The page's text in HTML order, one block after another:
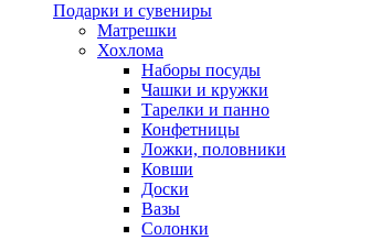
Подарки и сувениры
Матрешки
Хохлома
Наборы посуды
Чашки и кружки
Тарелки и панно
Конфетницы
Ложки, половники
Ковши
Доски
Вазы
Солонки